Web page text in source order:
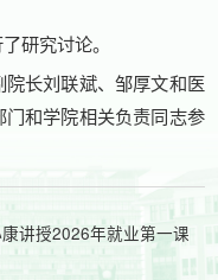
研究讨论。
长刘联斌、邹厚文和医
和学院相关负责同志参
讲授2026年就业第一课